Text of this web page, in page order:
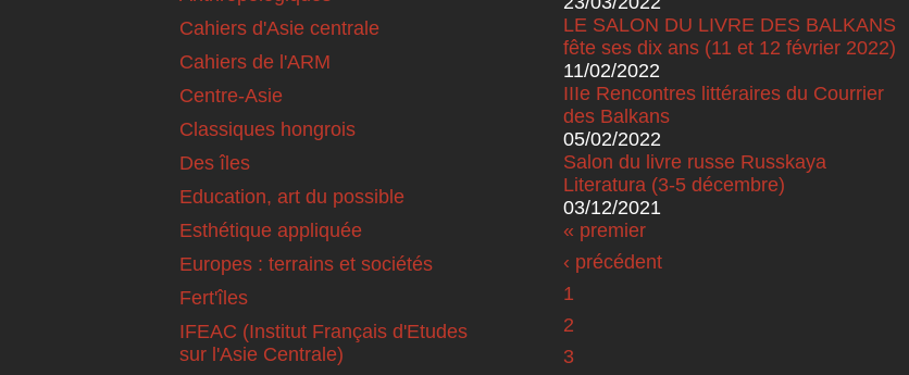
Cahiers d'Asie centrale
Cahiers de l'ARM
Centre-Asie
Classiques hongrois
Des îles
Education, art du possible
Esthétique appliquée
Europes : terrains et sociétés
Fert'îles
IFEAC (Institut Français d'Etudes
sur l'Asie Centrale)
LE SALON DU LIVRE DES BALKANS
fête ses dix ans (11 et 12 février 2022)
11/02/2022
IIIe Rencontres littéraires du Courrier
des Balkans
05/02/2022
Salon du livre russe Russkaya
Literatura (3-5 décembre)
03/12/2021
Pages
« premier
‹ précédent
1
2
3